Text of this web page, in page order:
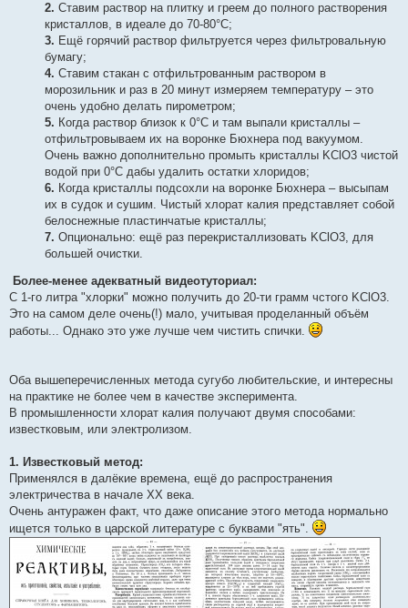
2. Ставим раствор на плитку и греем до полного растворения
кристаллов, в идеале до 70-80°С;
3. Ещё горячий раствор фильтруется через фильтровальную
бумагу;
4. Ставим стакан с отфильтрованным раствором в
морозильник и раз в 20 минут измеряем температуру – это
очень удобно делать пирометром;
5. Когда раствор близок к 0°С и там выпали кристаллы –
отфильтровываем их на воронке Бюхнера под вакуумом.
Очень важно дополнительно промыть кристаллы KClO3 чистой
водой при 0°С дабы удалить остатки хлоридов;
6. Когда кристаллы подсохли на воронке Бюхнера – высыпам
их в судок и сушим. Чистый хлорат калия представляет собой
белоснежные пластинчатые кристаллы;
7. Опционально: ещё раз перекристаллизовать KClO3, для
большей очистки.
Более-менее адекватный видеотуториал:
С 1-го литра "хлорки" можно получить до 20-ти грамм чстого KClO3.
Это на самом деле очень(!) мало, учитывая проделанный объём
работы... Однако это уже лучше чем чистить спички.
Оба вышеперечисленных метода сугубо любительские, и интересны
на практике не более чем в качестве эксперимента.
В промышленности хлорат калия получают двумя способами:
известковым, или электролизом.
1. Известковый метод:
Применялся в далёкие времена, ещё до распространения
электричества в начале XX века.
Очень антуражен факт, что даже описание этого метода нормально
ищется только в царской литературе с буквами "ять".